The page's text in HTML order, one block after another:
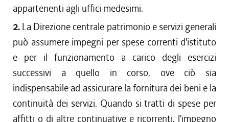
appartenenti agli uffici medesimi.
2. La Direzione centrale patrimonio e servizi generali
può assumere impegni per spese correnti d'istituto
e per il funzionamento a carico degli esercizi
successivi a quello in corso, ove ciò sia
indispensabile ad assicurare la fornitura dei beni e la
continuità dei servizi. Quando si tratti di spese per
affitti o di altre continuative e ricorrenti, l'impegno